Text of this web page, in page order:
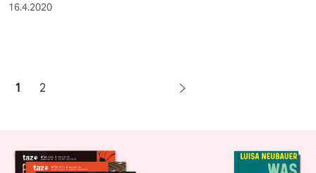
16.4.2020
1 2